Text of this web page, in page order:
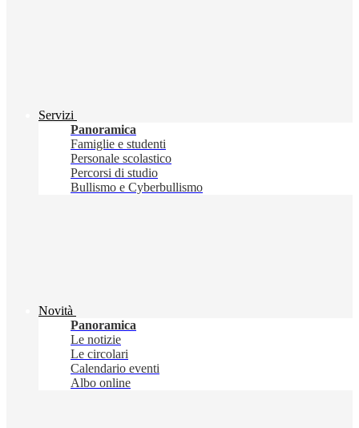
Servizi
Panoramica
Famiglie e studenti
Personale scolastico
Percorsi di studio
Bullismo e Cyberbullismo
Novità
Panoramica
Le notizie
Le circolari
Calendario eventi
Albo online